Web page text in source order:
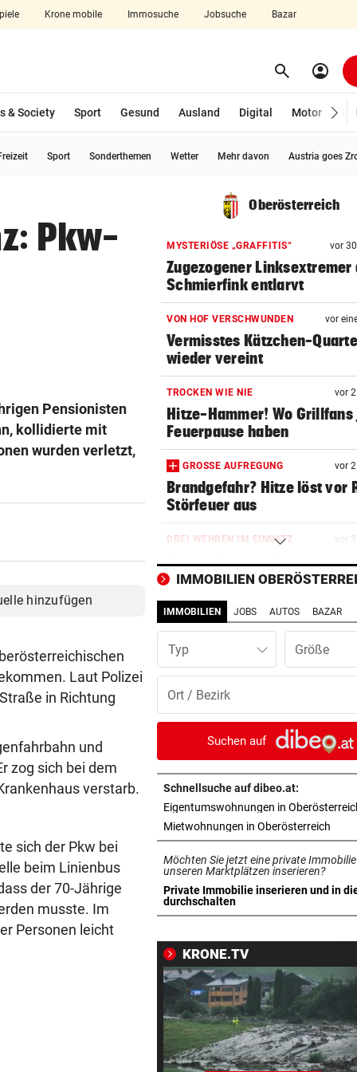
Krone mobile Immosuche Jobsuche Bazar
aufklappen search Suchen
account_circle
& Society Sport Gesund Ausland Digital Motor
Sport Sonderthemen Wetter Mehr davon Austria goes
Pkw-
Pensionisten
kollidierte mit
wurden verletzt,
hinzufügen
Laut Polizei
in Richtung
und
zog sich bei dem
verstarb.
sich der Pkw bei
beim Linienbus
der 70-Jährige
musste. Im
Personen leicht
Oberösterreich
MYSTERIÖSE „GRAFFITIS“ vor
Zugezogener Linksextremer
Schmierfink entlarvt
VON HOF VERSCHWUNDEN vor
Vermisstes Kätzchen-
wieder vereint
TROCKEN WIE NIE vor
Hitze-Hammer! Wo
Feuerpause haben
GROSSE AUFREGUNG vor
Brandgefahr? Hitze löst vor
Störfeuer aus
DREI WEHREN IM EINSATZ vor
Wegen Feuer in Sauna
Haus eingeäschert
ELTERN SCHLUGEN ALARM vor 4
Lottogewinner schickte
Bilder an Teenager
vor
„In der Wohnung war es
und stockfinster“
IM WAGEN EINGEKLEMMT vor
Autolenker (81) starb nach
Kollision mit Linienbus
STRASSENUMFRAGE vor 15
Linzer kämpfen aktuell
heiße Temperaturen
ORTSCHEF SPRICHT
Konditorei werden?
LINZER KÜNSTLERIN: vor 18
Dem Plastikmüll werden
klingende Beats entlockt
MOTTO FÜRS WOCHENENDE vor
IMMOBILIEN
IMMOBILIEN JOBS AUTOS BAZAR
Typ
Suchen auf
Schnellsuche auf dibeo.at:
Eigentumswohnungen in
Mietwohnungen in Oberösterreich
Möchten Sie jetzt eine private
unseren Marktplätzen inserieren?
Private Immobilie inserieren und in
durchschalten
in neuem Tab öffnen
KRONE.TV